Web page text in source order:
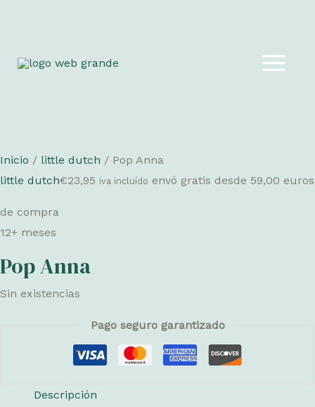
MAIN
Inicio / little dutch / Pop Anna
little dutch€23,95 iva incluído envó gratis desde 59,00 euros
de compra
12+ meses
Pop Anna
Sin existencias
Pago seguro garantizado
Descripción